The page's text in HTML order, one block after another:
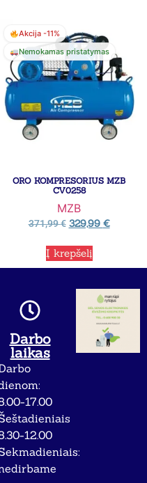
Akcija -11%
Nemokamas pristatymas
ORO KOMPRESORIUS MZB
CV0258
MZB
371,99€ 329,99 €
Į krepšelį
Darbo
laikas
17.00
12.00